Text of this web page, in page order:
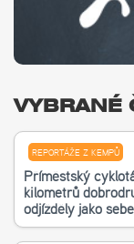
VYBRANÉ
REPORTÁŽE Z KEMPŮ
Příměstský
kilometrů
odjížděly jako